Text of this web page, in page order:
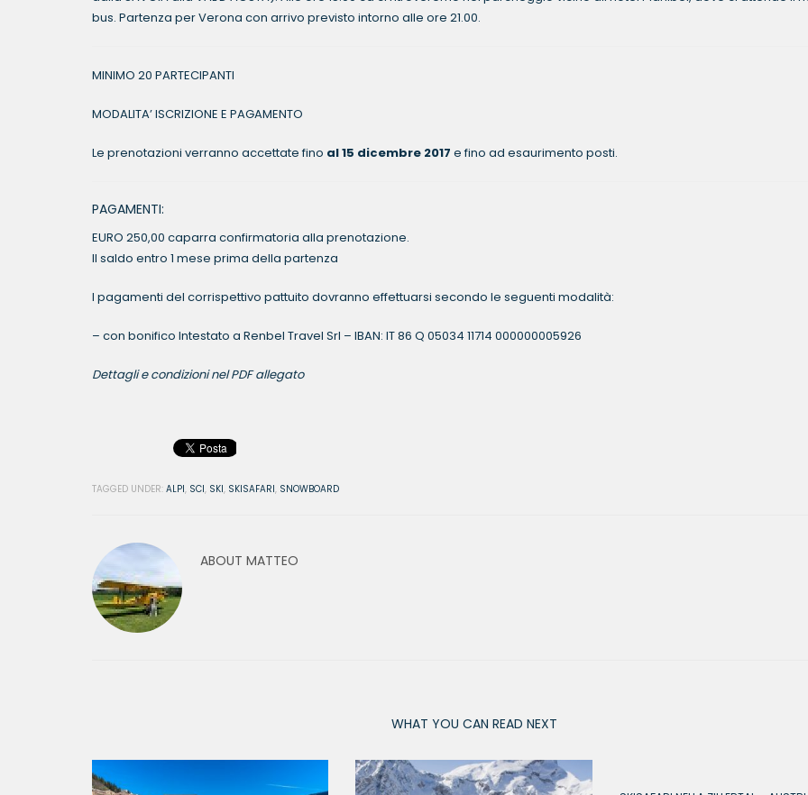
bus. Partenza per Verona con arrivo previsto intorno alle ore 21.00.
MINIMO 20 PARTECIPANTI
MODALITA’ ISCRIZIONE E PAGAMENTO
Le prenotazioni verranno accettate fino al 15 dicembre 2017 e fino ad esaurimento posti.
PAGAMENTI:
EURO 250,00 caparra confirmatoria alla prenotazione.
Il saldo entro 1 mese prima della partenza
I pagamenti del corrispettivo pattuito dovranno effettuarsi secondo le seguenti modalità:
– con bonifico Intestato a Renbel Travel Srl – IBAN: IT 86 Q 05034 11714 000000005926
Dettagli e condizioni nel PDF allegato
TAGGED UNDER: ALPI, SCI, SKI, SKISAFARI, SNOWBOARD
ABOUT MATTEO
WHAT YOU CAN READ NEXT